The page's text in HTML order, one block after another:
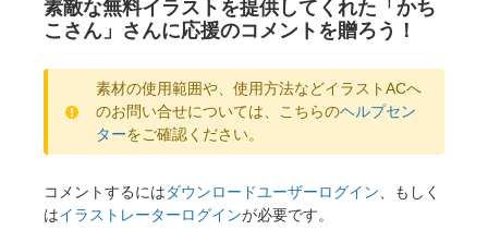
素敵な無料イラストを提供してくれた「かち
こさん」さんに応援のコメントを贈ろう！
素材の使用範囲や、使用方法などイラストACへ
のお問い合せについては、こちらのヘルプセン
ターをご確認ください。
コメントするにはダウンロードユーザーログイン、もしく
はイラストレーターログインが必要です。